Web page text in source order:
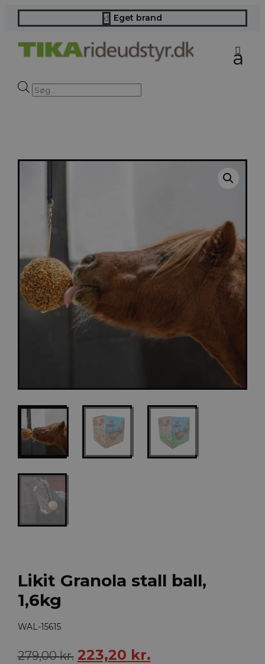
d Eget brand
Products
search
Likit Granola stall ball,
1,6kg
WAL-15615
279,00kr. Den
223,20 kr.Den